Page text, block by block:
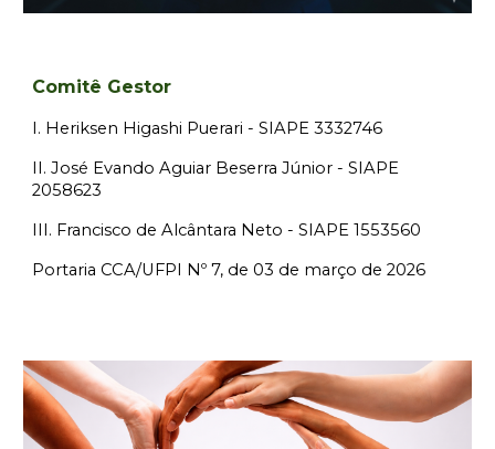
Comitê Gestor
I. Heriksen Higashi Puerari - SIAPE 3332746
II. José Evando Aguiar Beserra Júnior - SIAPE
2058623
III. Francisco de Alcântara Neto - SIAPE 1553560
Portaria CCA/UFPI Nº 7, de 03 de março de 2026